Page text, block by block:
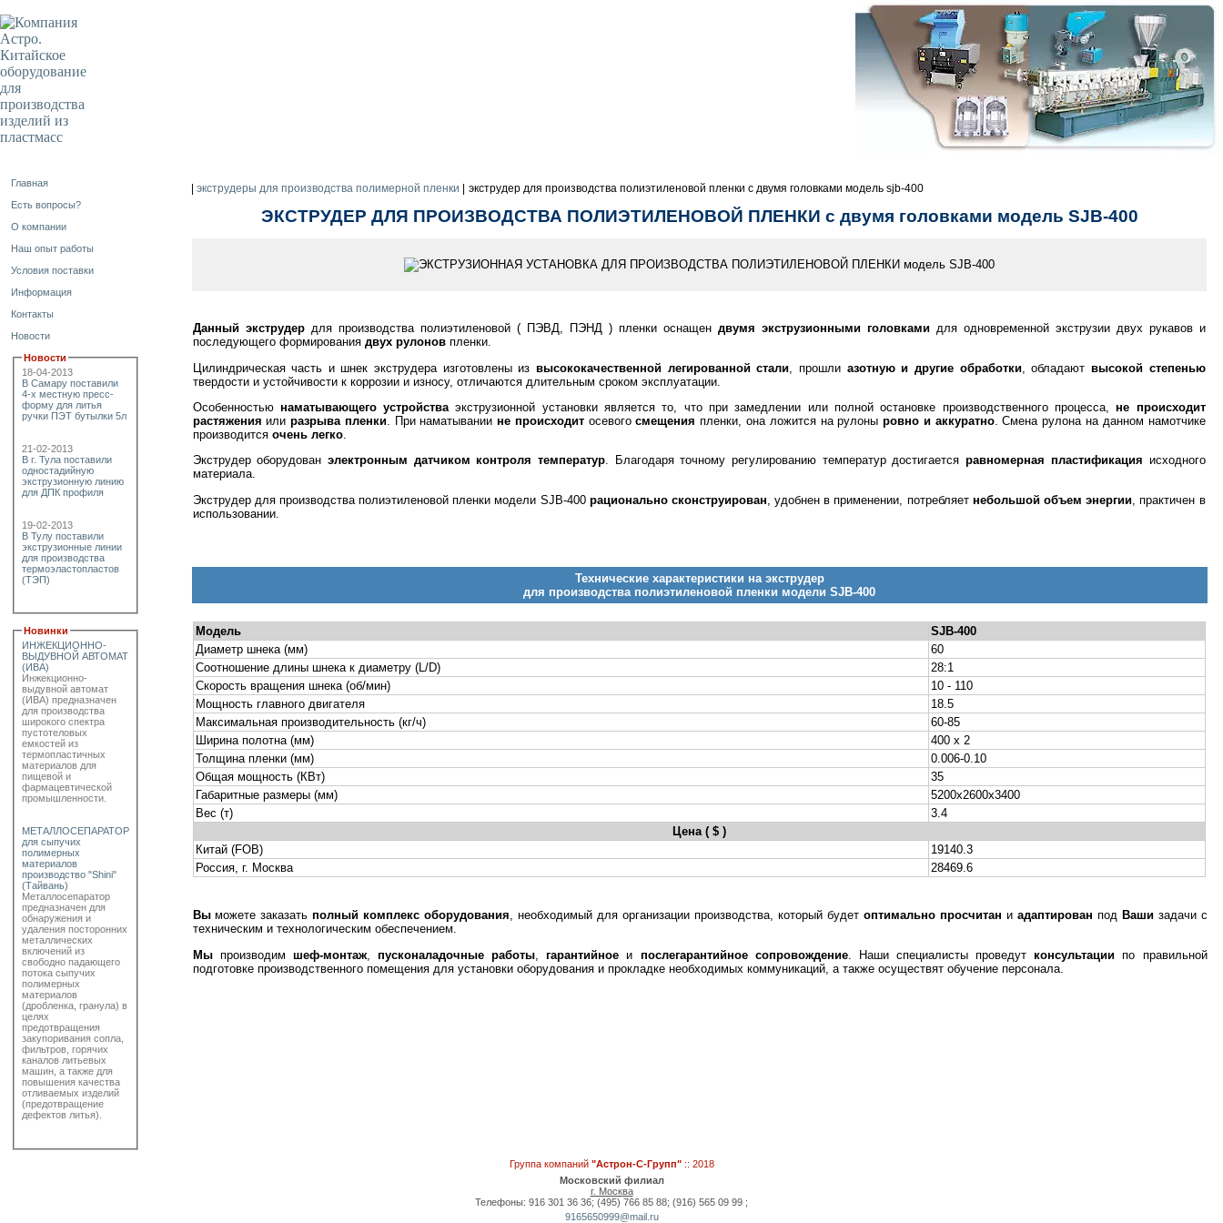
Главная
Есть вопросы?
О компании
Наш опыт работы
Условия поставки
Информация
Контакты
Новости
Новости
18-04-2013
В Самару поставили
4-х местную пресс-
форму для литья
ручки ПЭТ бутылки 5л
21-02-2013
В г. Тула поставили
одностадийную
экструзионную линию
для ДПК профиля
19-02-2013
В Тулу поставили
экструзионные линии
для производства
термоэластопластов
(ТЭП)
Новинки
ИНЖЕКЦИОННО-
ВЫДУВНОЙ АВТОМАТ
(ИВА)
Инжекционно-
выдувной автомат
(ИВА) предназначен
для производства
широкого спектра
пустотеловых
емкостей из
термопластичных
материалов для
пищевой и
фармацевтической
промышленности.
МЕТАЛЛОСЕПАРАТОР
для сыпучих
полимерных
материалов
производство "Shini"
(Тайвань)
Металлосепаратор
предназначен для
обнаружения и
удаления посторонних
металлических
включений из
свободно падающего
потока сыпучих
полимерных
материалов
(дробленка, гранула) в
целях
предотвращения
закупоривания сопла,
фильтров, горячих
каналов литьевых
машин, а также для
повышения качества
отливаемых изделий
(предотвращение
дефектов литья).
экструдеры для производства полимерной пленки экструдер для производства полиэтиленовой пленки с двумя головками модель sjb-400
ЭКСТРУДЕР ДЛЯ ПРОИЗВОДСТВА ПОЛИЭТИЛЕНОВОЙ ПЛЕНКИ с двумя головками модель SJB-400
Данный экструдердля производства полиэтиленовой ( ПЭВД, ПЭНД ) пленки оснащен двумя экструзионными головкамидля одновременной экструзии двух рукавов и
последующего формирования двух рулоновпленки.
Цилиндрическая часть и шнек экструдера изготовлены извысококачественной легированной стали , прошли азотную и другие обработки, обладают высокой степенью
твердости и устойчивости к коррозии и износу, отличаются длительным сроком эксплуатации.
Особенностью наматывающего устройства экструзионной установки является то, что при замедлении или полной остановке производственного процесса,не происходит
растяжения илиразрыва пленки. При наматываниине происходитосевогосмещения пленки, она ложится на рулоныровно и аккуратно. Смена рулона на данном намотчике
производится очень легко.
Экструдер оборудован электронным датчиком контроля температур. Благодаря точному регулированию температур достигаетсяравномерная пластификация исходного
материала.
Экструдер для производства полиэтиленовой пленки модели SJB-400 рационально сконструирован , удобнен в применении, потребляет небольшой объем энергии , практичен в
использовании.
Технические характеристики на экструдер
для производства полиэтиленовой пленки модели SJB-400
Модель
SJB-400
Диаметр шнека (мм)
60
Соотношение длины шнека к диаметру (L/D)
28:1
Скорость вращения шнека (об/мин)
10 - 110
Мощность главного двигателя
18.5
Максимальная производительность (кг/ч)
60-85
Ширина полотна (мм)
400 x 2
Толщина пленки (мм)
0.006-0.10
Общая мощность (КВт)
35
Габаритные размеры (мм)
5200х2600х3400
Вес (т)
3.4
Цена ( $ )
Китай (FOB)
19140.3
Россия, г. Москва
28469.6
Выможете заказатьполный комплекс оборудования, необходимый для организации производства, который будет оптимально просчитан и адаптирован под Вашизадачи с
техническим и технологическим обеспечением.
Мыпроизводим шеф-монтаж, пусконаладочные работы ,гарантийное и послегарантийное сопровождение. Наши специалисты проведутконсультации по правильной
подготовке производственного помещения для установки оборудования и прокладке необходимых коммуникаций, а также осуществят обучение персонала.
Группа компаний "Астрон-С-Групп":: 2018
Московский филиал
г. Москва
Телефоны: 916 301 36 36; (495) 766 85 88; (916) 565 09 99 ;
9165650999@mail.ru